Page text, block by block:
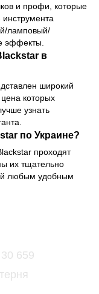
и профи, которые
ламповый/
эффекты.
в
широкий
которых
узнать
по Украине?
проходят
их тщательно
любым удобным
659